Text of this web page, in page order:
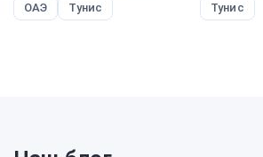
ОАЭ
Тунис
Тунис